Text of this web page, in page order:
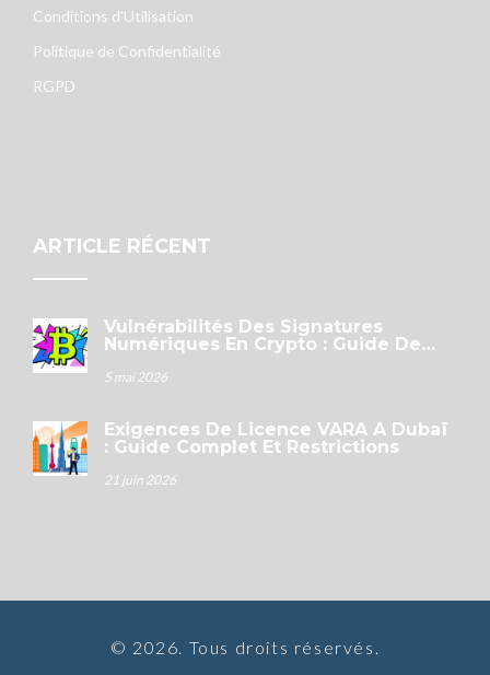
Conditions d'Utilisation
Politique de Confidentialité
RGPD
ARTICLE RÉCENT
Vulnérabilités Des Signatures
Numériques En Crypto : Guide De
5 mai 2026
Exigences De Licence VARA À Dubaï
: Guide Complet Et Restrictions
21 juin 2026
© 2026. Tous droits réservés.